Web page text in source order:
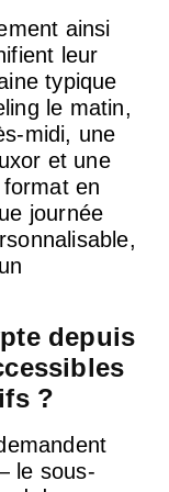
ainsi
leur
typique
le matin,
midi, une
et une
en
journée
depuis
?
le sous-